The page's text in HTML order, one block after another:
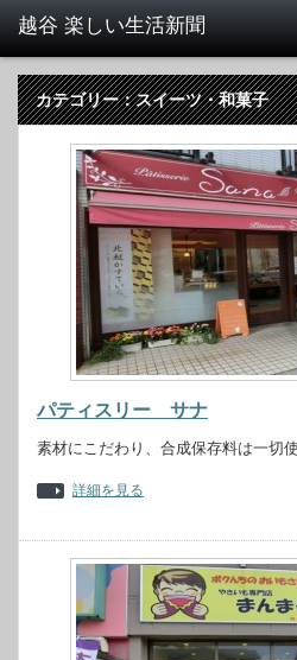
カテゴリー：スイーツ・和菓子
パティスリー サナ
素材にこだわり、合成保存料は一切
詳細を見る